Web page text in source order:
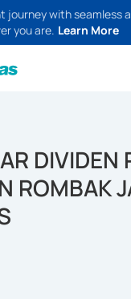
journey with seamless
you are. Learn More
DIVIDEN
ROMBAK